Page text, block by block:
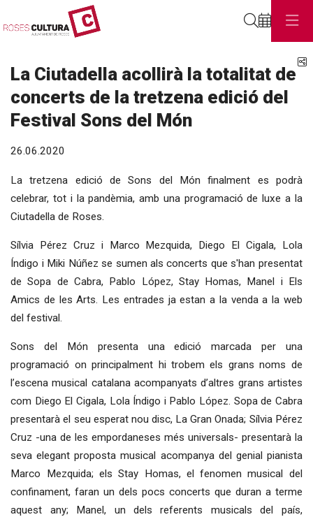
La Ciutadella acollirà la totalitat de
concerts de la tretzena edició del
Festival Sons del Món
26.06.2020
La tretzena edició de Sons del Món finalment es podrà
celebrar, tot i la pandèmia, amb una programació de luxe a la
Ciutadella de Roses.
Sílvia Pérez Cruz i Marco Mezquida, Diego El Cigala, Lola
Índigo i Miki Núñez se sumen als concerts que s'han presentat
de Sopa de Cabra, Pablo López, Stay Homas, Manel i Els
Amics de les Arts. Les entrades ja estan a la venda a la web
del festival.
Sons del Món presenta una edició marcada per una
programació on principalment hi trobem els grans noms de
l’escena musical catalana acompanyats d’altres grans artistes
com Diego El Cigala, Lola Índigo i Pablo López. Sopa de Cabra
presentarà el seu esperat nou disc, La Gran Onada; Sílvia Pérez
Cruz -una de les empordaneses més universals- presentarà la
seva elegant proposta musical acompanya del genial pianista
Marco Mezquida; els Stay Homas, el fenomen musical del
confinament, faran un dels pocs concerts que duran a terme
aquest any; Manel, un dels referents musicals del país,